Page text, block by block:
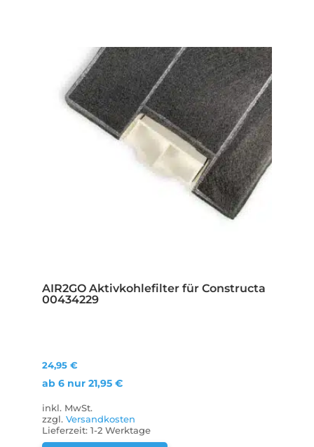
AIR2GO Aktivkohlefilter für Constructa
00434229
24,95 €
ab 6 nur 21,95 €
inkl. MwSt.
zzgl. Versandkosten
Lieferzeit: 1-2 Werktage